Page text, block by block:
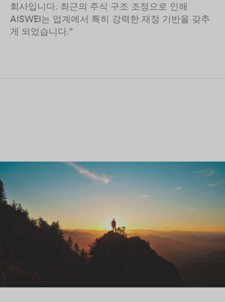
회사입니다. 최근의 주식 구조 조정으로 인해
AISWEI는 업계에서 특히 강력한 재정 기반을 갖추
게 되었습니다.”